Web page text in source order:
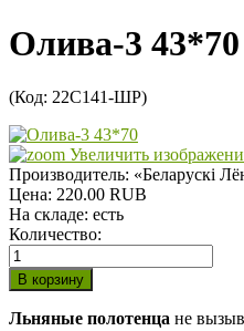
Олива-3 43*70
(Код: 22С141-ШР)
Увеличить
Производитель: «Беларускi
Цена: 220.00 RUB
На складе: есть
Количество:
Льняные полотенца не